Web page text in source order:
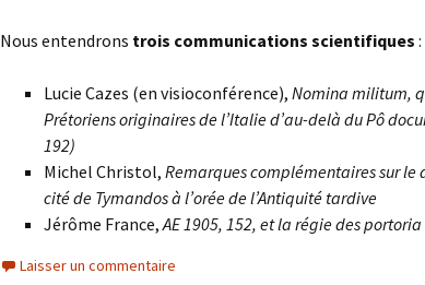
Nous entendrons trois communications scientifiques :
Lucie Cazes (en visioconférence), Nomina militum,
Prétoriens originaires de l’Italie d’au-delà du Pô
192)
Michel Christol, Remarques complémentaires sur
cité de Tymandos à l’orée de l’Antiquité tardive
Jérôme France,AE 1905, 152, et la régie des portoria
Laisser un commentaire